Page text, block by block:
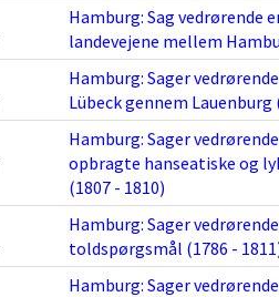
Hamburg: Sag
landevejene mellem
Hamburg: Sager
Lübeck gennem Lauenburg
Hamburg: Sager
opbragte hanseatiske og
(1807 - 1810)
Hamburg: Sager
toldspørgsmål (1786 -
Hamburg: Sager